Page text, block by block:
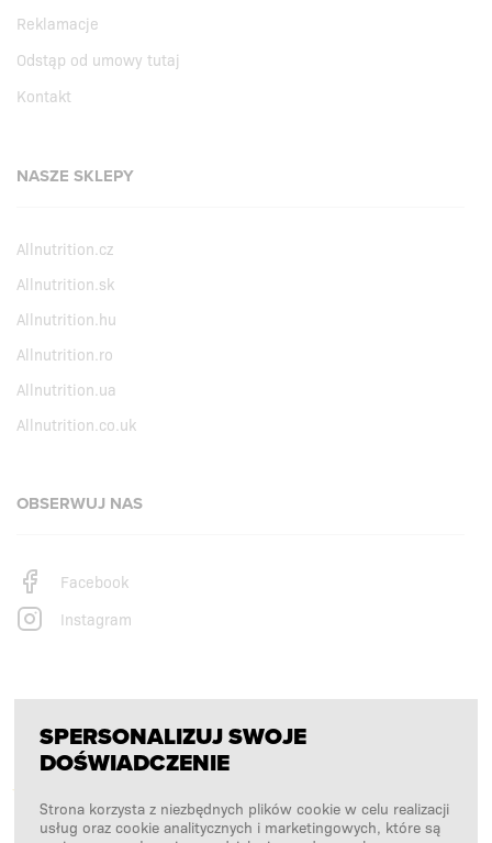
Reklamacje
Odstąp od umowy tutaj
Kontakt
NASZE SKLEPY
Allnutrition.cz
Allnutrition.sk
Allnutrition.hu
Allnutrition.ro
Allnutrition.ua
Allnutrition.co.uk
OBSERWUJ NAS
Facebook
Instagram
SPERSONALIZUJ SWOJE
DOŚWIADCZENIE
Strona korzysta z niezbędnych plików cookie w celu realizacji
usług oraz cookie analitycznych i marketingowych, które są